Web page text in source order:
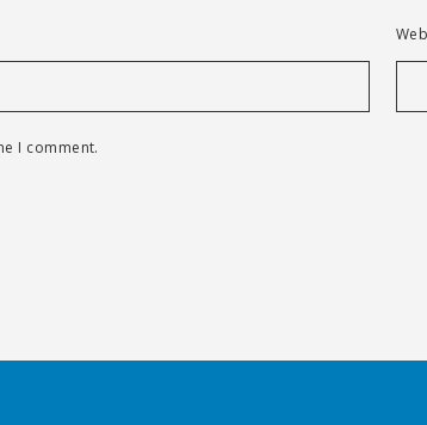
I comment.